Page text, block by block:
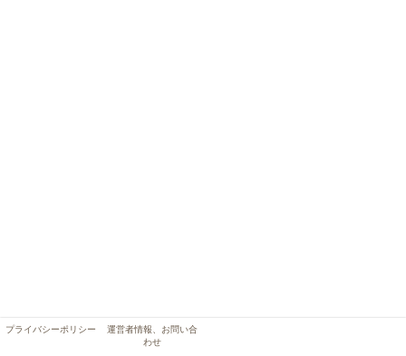
プライバシーポリシー
運営者情報、お問い合
わせ